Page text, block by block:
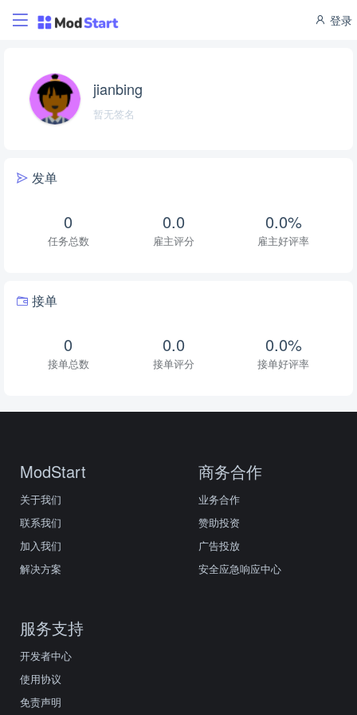
登录
jianbing
暂无签名
发单
0
任务总数
0.0
雇主评分
0.0%
雇主好评率
接单
0
接单总数
0.0
接单评分
0.0%
接单好评率
ModStart
关于我们
联系我们
加入我们
解决方案
商务合作
业务合作
赞助投资
广告投放
安全应急响应中心
服务支持
开发者中心
使用协议
免责声明